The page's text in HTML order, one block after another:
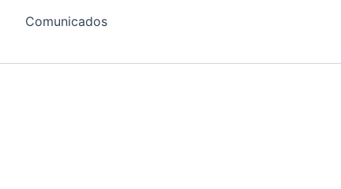
Comunicados